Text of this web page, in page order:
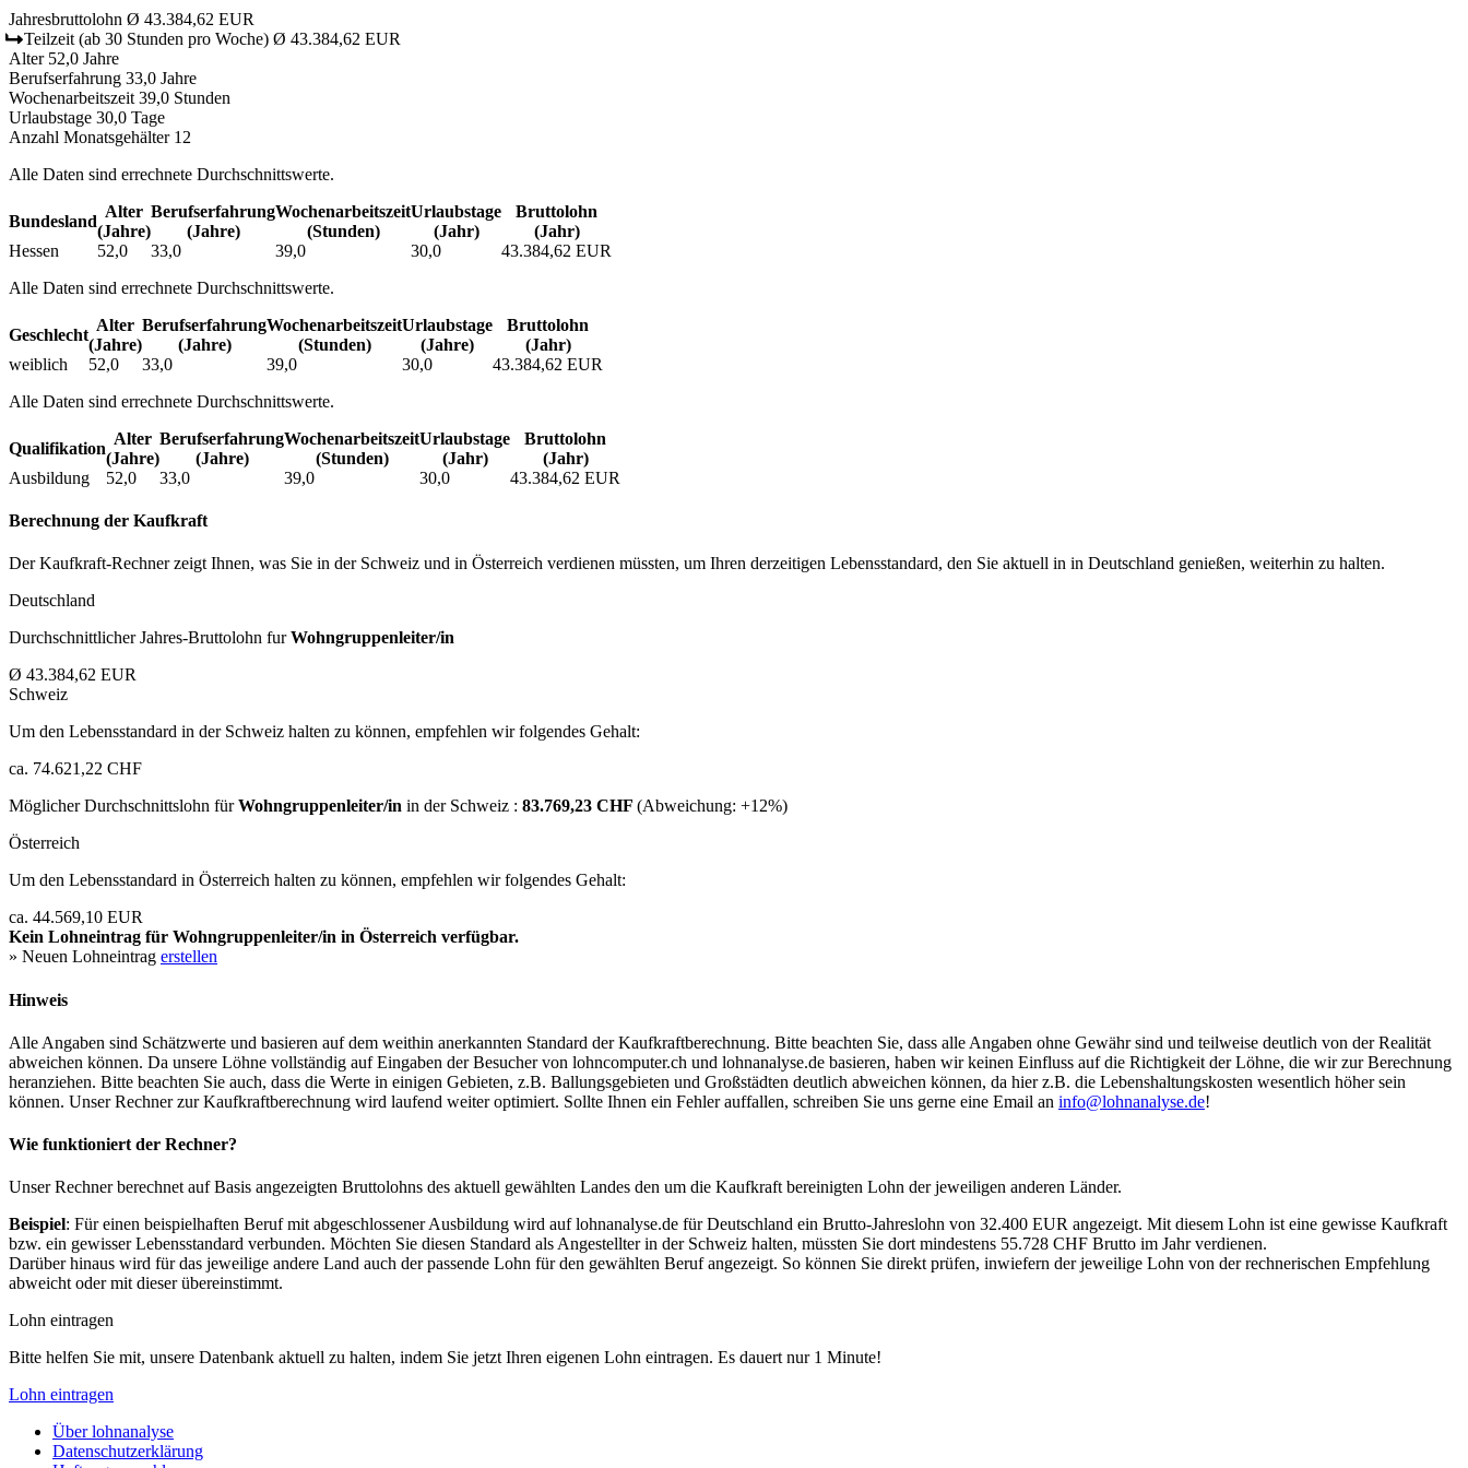
Jahresbruttolohn Ø 43.384,62 EUR
Teilzeit (ab 30 Stunden pro Woche) Ø 43.384,62 EUR
Alter 52,0 Jahre
Berufserfahrung 33,0 Jahre
Wochenarbeitszeit 39,0 Stunden
Urlaubstage 30,0 Tage
Anzahl Monatsgehälter 12
Alle Daten sind errechnete Durchschnittswerte.
Bundesland
Alter
(Jahre)
Berufs­erfahrung
(Jahre)
Wochen­arbeitszeit
(Stunden)
Urlaubs­tage
(Jahr)
Bruttolohn
(Jahr)
Hessen
52,0 33,0 39,0 30,0
43.384,62 EUR
Alle Daten sind errechnete Durchschnittswerte.
Geschlecht
Alter
(Jahre)
Berufs­erfahrung
(Jahre)
Wochen­arbeitszeit
(Stunden)
Urlaubs­tage
(Jahre)
Bruttolohn
(Jahr)
weiblich
52,0 33,0 39,0 30,0
43.384,62 EUR
Alle Daten sind errechnete Durchschnittswerte.
Qualifikation
Alter
(Jahre)
Berufs­erfahrung
(Jahre)
Wochen­arbeitszeit
(Stunden)
Urlaubs­tage
(Jahr)
Bruttolohn
(Jahr)
Ausbildung
52,0 33,0 39,0 30,0 43.384,62 EUR
Berechnung der Kaufkraft
Der Kaufkraft-Rechner zeigt Ihnen, was Sie in der Schweiz und in Österreich verdienen müssten, um Ihren derzeitigen Lebensstandard, den Sie aktuell in in Deutschland genießen, weiterhin zu halten.
Deutschland
Durchschnittlicher Jahres-Bruttolohn furWohngruppenleiter/in
Ø 43.384,62 EUR
Schweiz
Um den Lebensstandard in der Schweiz halten zu können, empfehlen wir folgendes Gehalt:
ca. 74.621,22 CHF
Möglicher Durchschnittslohn fürWohngruppenleiter/in in der Schweiz : 83.769,23 CHF (Abweichung: +12%)
Österreich
Um den Lebensstandard in Österreich halten zu können, empfehlen wir folgendes Gehalt:
ca. 44.569,10 EUR
Kein Lohneintrag für Wohngruppenleiter/in in Österreich verfügbar.
» Neuen Lohneintrag erstellen
Hinweis
Alle Angaben sind Schätzwerte und basieren auf dem weithin anerkannten Standard der Kaufkraftberechnung. Bitte beachten Sie, dass alle Angaben ohne Gewähr sind und teilweise deutlich von der Realität
abweichen können. Da unsere Löhne vollständig auf Eingaben der Besucher von lohncomputer.ch und lohnanalyse.de basieren, haben wir keinen Einfluss auf die Richtigkeit der Löhne, die wir zur Berechnung
heranziehen. Bitte beachten Sie auch, dass die Werte in einigen Gebieten, z.B. Ballungsgebieten und Großstädten deutlich abweichen können, da hier z.B. die Lebenshaltungskosten wesentlich höher sein
können. Unser Rechner zur Kaufkraftberechnung wird laufend weiter optimiert. Sollte Ihnen ein Fehler auffallen, schreiben Sie uns gerne eine Email an info@lohnanalyse.de!
Wie funktioniert der Rechner?
Unser Rechner berechnet auf Basis angezeigten Bruttolohns des aktuell gewählten Landes den um die Kaufkraft bereinigten Lohn der jeweiligen anderen Länder.
Beispiel: Für einen beispielhaften Beruf mit abgeschlossener Ausbildung wird auf lohnanalyse.de für Deutschland ein Brutto-Jahreslohn von 32.400 EUR angezeigt. Mit diesem Lohn ist eine gewisse Kaufkraft
bzw. ein gewisser Lebensstandard verbunden. Möchten Sie diesen Standard als Angestellter in der Schweiz halten, müssten Sie dort mindestens 55.728 CHF Brutto im Jahr verdienen.
Darüber hinaus wird für das jeweilige andere Land auch der passende Lohn für den gewählten Beruf angezeigt. So können Sie direkt prüfen, inwiefern der jeweilige Lohn von der rechnerischen Empfehlung
abweicht oder mit dieser übereinstimmt.
Lohn eintragen
Bitte helfen Sie mit, unsere Datenbank aktuell zu halten, indem Sie jetzt Ihren eigenen Lohn eintragen. Es dauert nur 1 Minute!
Lohn eintragen
Über lohnanalyse
Datenschutzerklärung